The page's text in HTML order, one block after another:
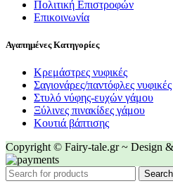
Πολιτική Επιστροφών
Επικοινωνία
Αγαπημένες Κατηγορίες
Κρεμάστρες νυφικές
Σαγιονάρες/παντόφλες νυφικές
Στυλό νύφης-ευχών γάμου
Ξύλινες πινακίδες γάμου
Κουτιά βάπτισης
Copyright © Fairy-tale.gr ~ Design
Search